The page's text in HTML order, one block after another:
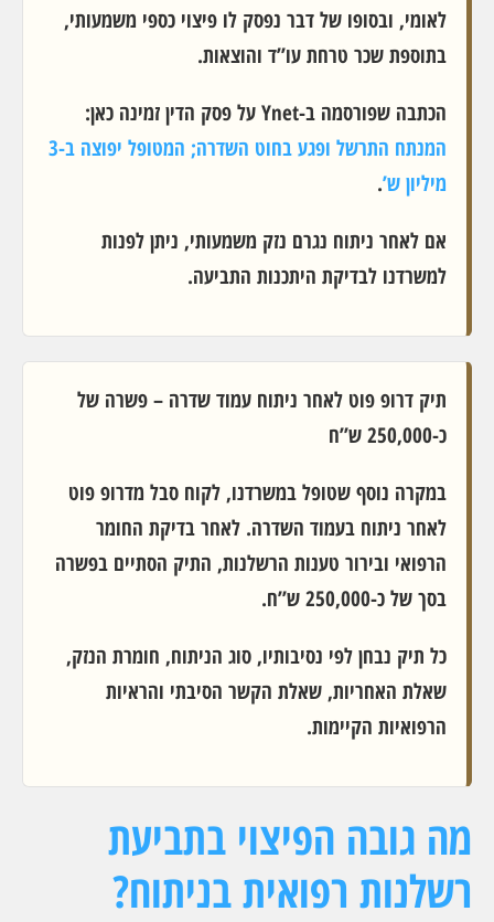
לאומי, ובסופו של דבר נפסק לו פיצוי כספי משמעותי,
בתוספת שכר טרחת עו”ד והוצאות.
הכתבה שפורסמה ב-Ynet על פסק הדין זמינה כאן:
המנתח התרשל ופגע בחוט השדרה; המטופל יפוצה ב-3
מיליון ש’.
אם לאחר ניתוח נגרם נזק משמעותי, ניתן לפנות
למשרדנו לבדיקת היתכנות התביעה.
תיק דרופ פוט לאחר ניתוח עמוד שדרה – פשרה של
כ-250,000 ש”ח
במקרה נוסף שטופל במשרדנו, לקוח סבל מדרופ פוט
לאחר ניתוח בעמוד השדרה. לאחר בדיקת החומר
הרפואי ובירור טענות הרשלנות, התיק הסתיים בפשרה
בסך של כ-250,000 ש”ח.
כל תיק נבחן לפי נסיבותיו, סוג הניתוח, חומרת הנזק,
שאלת האחריות, שאלת הקשר הסיבתי והראיות
הרפואיות הקיימות.
מה גובה הפיצוי בתביעת
רשלנות רפואית בניתוח?